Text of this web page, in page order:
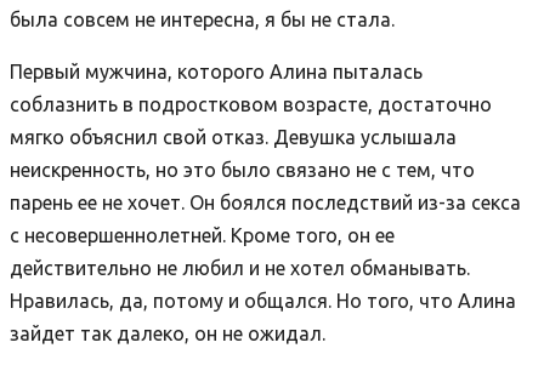
была совсем не интересна, я бы не стала.
Первый мужчина, которого Алина пыталась
соблазнить в подростковом возрасте, достаточно
мягко объяснил свой отказ. Девушка услышала
неискренность, но это было связано не с тем, что
парень ее не хочет. Он боялся последствий из-за секса
с несовершеннолетней. Кроме того, он ее
действительно не любил и не хотел обманывать.
Нравилась, да, потому и общался. Но того, что Алина
зайдет так далеко, он не ожидал.